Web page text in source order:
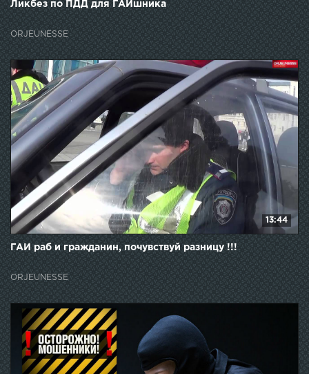
Ликбез по ПДД для ГАИшника
ORJEUNESSE
13:44
ГАИ раб и гражданин, почувствуй разницу !!!
ORJEUNESSE